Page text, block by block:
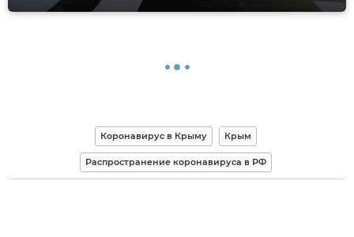
Коронавирус в Крыму Крым
Распространение коронавируса в РФ